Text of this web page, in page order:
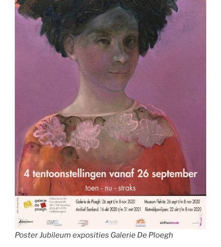
Poster Jubileum exposities Galerie De Ploegh